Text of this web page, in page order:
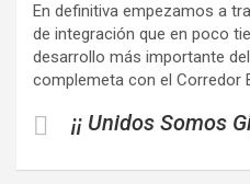
En definitiva empezamos a
de integración que en poco
desarrollo más importante
complemeta con el Corredor
¡¡ Unidos Somos